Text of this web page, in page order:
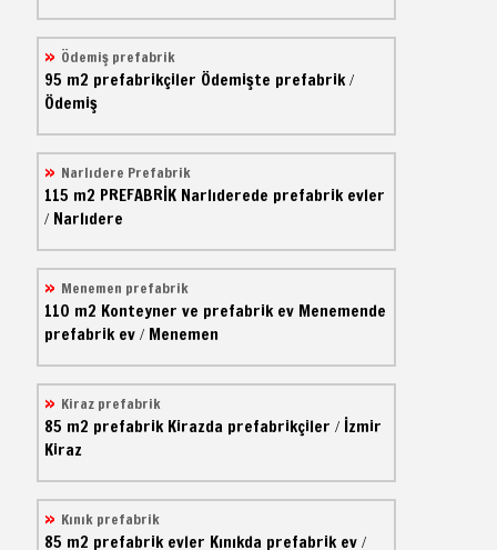
Ödemiş prefabrik
95 m2 prefabrikçiler Ödemişte prefabrik/
Ödemiş
Narlıdere Prefabrik
115 m2 PREFABRİK Narlıderede prefabrik evler
/ Narlıdere
Menemen prefabrik
110 m2 Konteyner ve prefabrik ev Menemende
prefabrik ev/ Menemen
Kiraz prefabrik
85 m2 prefabrik Kirazda prefabrikçiler / İzmir
Kiraz
Kınık prefabrik
85 m2 prefabrik evler Kınıkda prefabrik ev/